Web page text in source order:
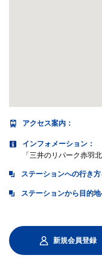
アクセス案内 ：
インフォメーション：
「三井のリパーク赤羽
ステーションへの行き
ステーションから目的
新規会員登録